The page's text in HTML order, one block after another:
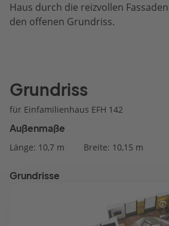
Haus durch die reizvollen
den offenen Grundriss.
Grundriss
für Einfamilienhaus EFH 142
Außenmaße
Länge: 10,7 m Breite: 10,15 m
Grundrisse